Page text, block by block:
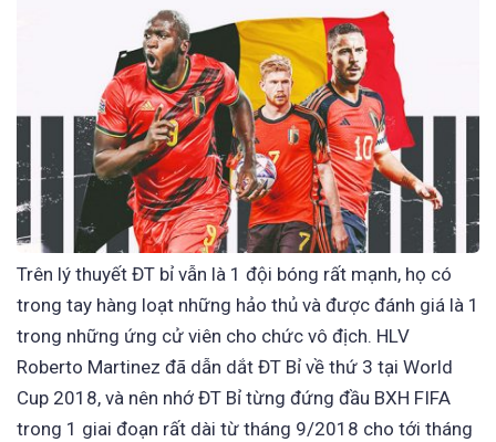
Trên lý thuyết ĐT bỉ vẫn là 1 đội bóng rất mạnh, họ có
trong tay hàng loạt những hảo thủ và được đánh giá là 1
trong những ứng cử viên cho chức vô địch. HLV
Roberto Martinez đã dẫn dắt ĐT Bỉ về thứ 3 tại World
Cup 2018, và nên nhớ ĐT Bỉ từng đứng đầu BXH FIFA
trong 1 giai đoạn rất dài từ tháng 9/2018 cho tới tháng